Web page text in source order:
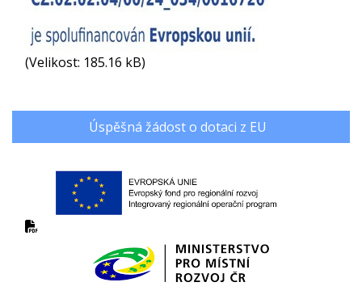
(Velikost: 185.16 kB)
Úspěšná žádost o dotaci z EU